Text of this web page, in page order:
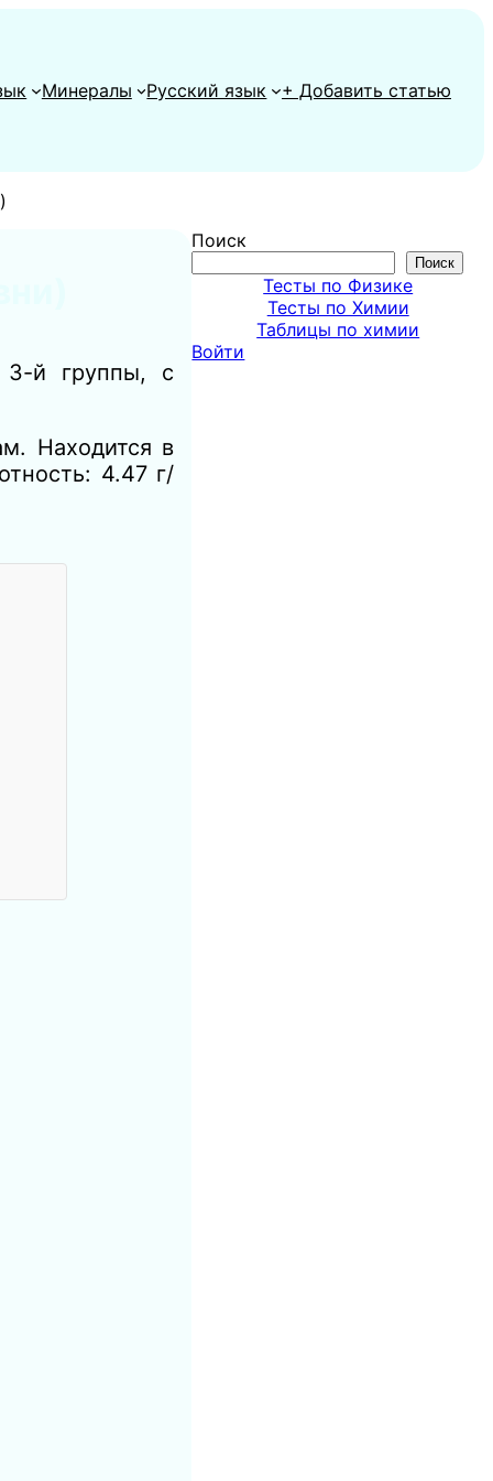
Минералы Русский язык + Добавить статью
й группы, с
Находится в
4.47 г/
Поиск
Поиск
Тесты по Физике
Тесты по Химии
Таблицы по химии
Войти